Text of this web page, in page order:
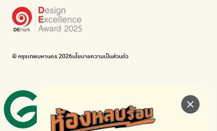
BUCA
ภาคีจักรยานเมือง กรุงเทพฯ
เดินไป ปั่นไป
© กรุงเทพมหานคร 2026นโยบายความเป็นส่วนตัว